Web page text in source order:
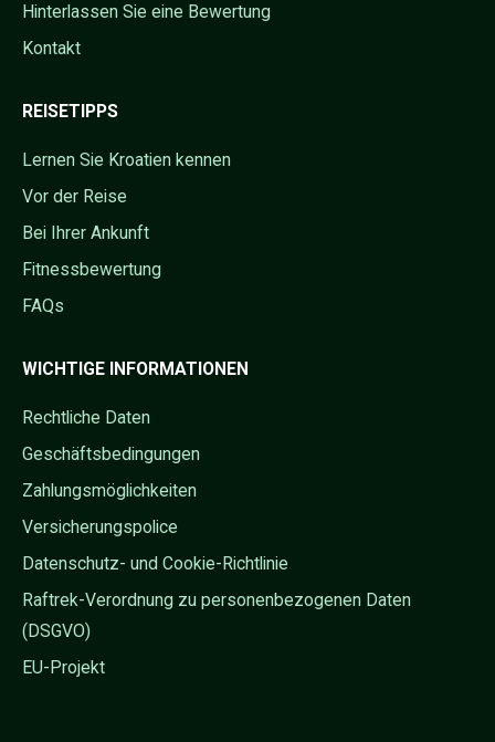
Hinterlassen Sie eine Bewertung
Kontakt
REISETIPPS
Lernen Sie Kroatien kennen
Vor der Reise
Bei Ihrer Ankunft
Fitnessbewertung
FAQs
WICHTIGE INFORMATIONEN
Rechtliche Daten
Geschäftsbedingungen
Zahlungsmöglichkeiten
Versicherungspolice
Datenschutz- und Cookie-Richtlinie
Raftrek-Verordnung zu personenbezogenen Daten
(DSGVO)
EU-Projekt